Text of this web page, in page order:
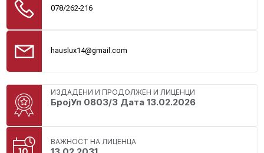
078/262-216
hauslux14@gmail.com
ИЗДАДЕНИ И ПРОДОЛЖЕН И ЛИЦЕНЦИ
БројУп 0803/3 Дата 13.02.2026
ВАЖНОСТ НА ЛИЦЕНЦА